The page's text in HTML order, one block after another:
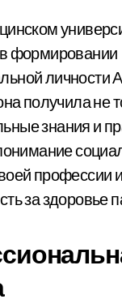
формировании
личности
получила не
знания и
профессии и
за здоровье